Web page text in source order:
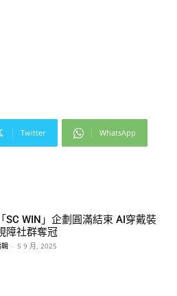
Twitter WhatsApp
SC WIN」企劃圓滿結束 AI穿戴裝
障社群奪冠
輯 - 5 9 月, 2025